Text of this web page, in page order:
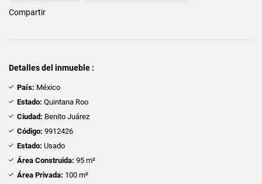
Compartir
Detalles del inmueble :
País: México
Estado: Quintana Roo
Ciudad: Benito Juárez
Código: 9912426
Estado: Usado
Área Construida: 95 m²
Área Privada: 100 m²